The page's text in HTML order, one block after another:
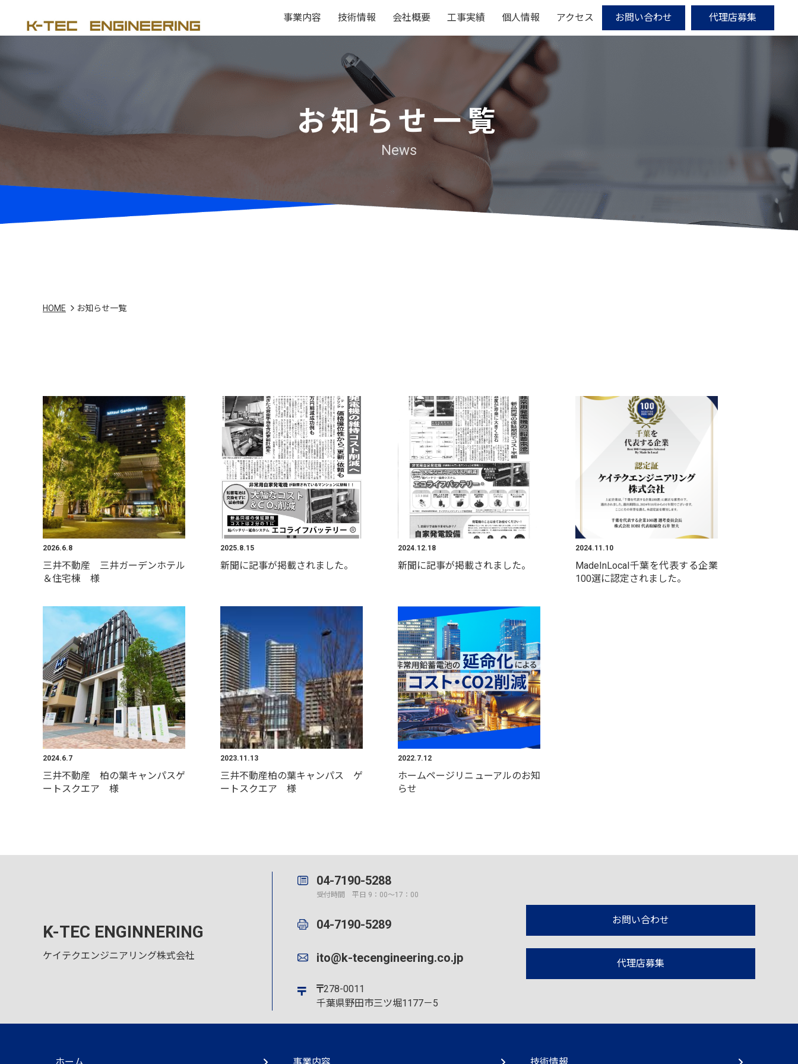
事業内容 技術情報 会社概要 工事実績 個人情報 アクセス お問い合わせ 代理店募集
お知らせ一覧
News
HOME お知らせ一覧
2026.6.8
三井不動産 三井ガーデンホテル
＆住宅棟 様
2025.8.15
新聞に記事が掲載されました。
2024.12.18
新聞に記事が掲載されました。
2024.11.10
MadeInLocal千葉を代表する企業
100選に認定されました。
2024.6.7
三井不動産 柏の葉キャンパスゲ
ートスクエア 様
2023.11.13
三井不動産柏の葉キャンパス ゲ
ートスクエア 様
2022.7.12
ホームページリニューアルのお知
らせ
K-TEC ENGINNERING
ケイテクエンジニアリング株式会社
04-7190-5288
受付時間 平日 9：00～17：00
04-7190-5289
ito@k-tecengineering.co.jp
278-0011
千葉県野田市三ツ堀1177－5
お問い合わせ
代理店募集